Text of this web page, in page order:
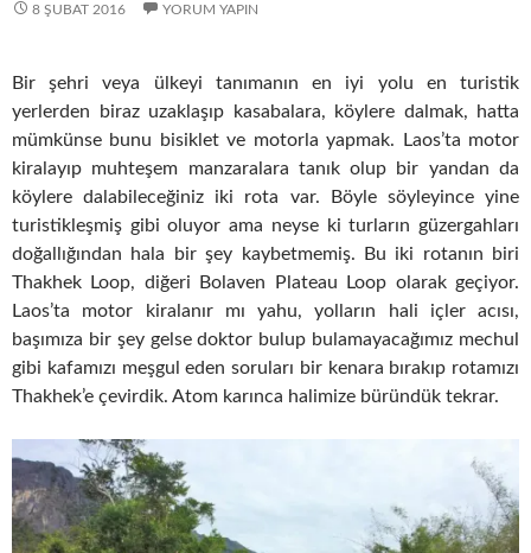
8 ŞUBAT 2016 YORUM YAPIN
Bir şehri veya ülkeyi tanımanın en iyi yolu en turistik
yerlerden biraz uzaklaşıp kasabalara, köylere dalmak, hatta
mümkünse bunu bisiklet ve motorla yapmak. Laos’ta motor
kiralayıp muhteşem manzaralara tanık olup bir yandan da
köylere dalabileceğiniz iki rota var. Böyle söyleyince yine
turistikleşmiş gibi oluyor ama neyse ki turların güzergahları
doğallığından hala bir şey kaybetmemiş. Bu iki rotanın biri
Thakhek Loop, diğeri Bolaven Plateau Loop olarak geçiyor.
Laos’ta motor kiralanır mı yahu, yolların hali içler acısı,
başımıza bir şey gelse doktor bulup bulamayacağımız mechul
gibi kafamızı meşgul eden soruları bir kenara bırakıp rotamızı
Thakhek’e çevirdik. Atom karınca halimize büründük tekrar.